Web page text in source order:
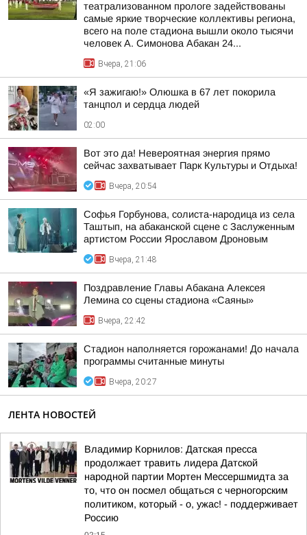
театрализованном прологе задействованы
самые яркие творческие коллективы региона,
всего на поле стадиона вышли около тысячи
человек А. Симонова Абакан 24...
Вчера, 21:06
«Я зажигаю!» Олюшка в 67 лет покорила
танцпол и сердца людей
02:00
Вот это да! Невероятная энергия прямо
сейчас захватывает Парк Культуры и Отдыха!
Вчера, 20:54
Софья Горбунова, солиста-народица из села
Таштып, на абаканской сцене с Заслуженным
артистом России Ярославом Дроновым
Вчера, 21:48
Поздравление Главы Абакана Алексея
Лемина со сцены стадиона «Саяны»
Вчера, 22:42
Стадион наполняется горожанами! До начала
программы считанные минуты
Вчера, 20:27
ЛЕНТА НОВОСТЕЙ
Владимир Корнилов: Датская пресса
продолжает травить лидера Датской
народной партии Мортен Мессершмидта за
то, что он посмел общаться с черногорским
политиком, который - о, ужас! - поддерживает
Россию